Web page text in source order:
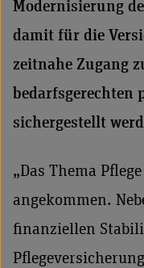
Modernisierung
damit für die
zeitnahe Zugang
bedarfsgerechten
sichergestellt
„Das Thema
angekommen.
finanziellen